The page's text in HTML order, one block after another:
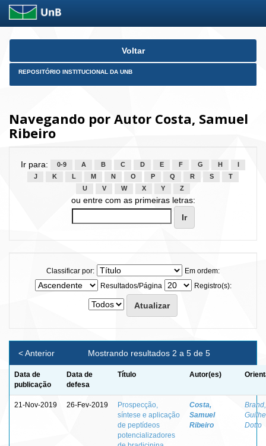
Skip
Voltar
REPOSITÓRIO INSTITUCIONAL DA UNB
Navegando por Autor Costa, Samuel
Ribeiro
Ir para: 0-9 A B C D E F G H
J
K L M N O P Q R S
T
U
V W X Y Z
ou entre com as primeiras letras:
Classificar por:
Em ordem:
Resultados/Página
Registro(s):
Mostrando resultados 2 a 5 de 5
< Anterior
Data de
publicação
Data de
defesa
Título Autor(es)
21-Nov-2019 26-Fev-2019
Prospecção,
síntese e aplicação
de peptídeos
potencializadores
Costa,
Samuel
Ribeiro
Brand,
Dotto